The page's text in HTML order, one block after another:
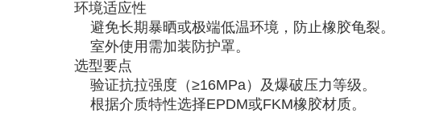
‌环境适应性‌
避免长期暴晒或极端低温环境，防止橡胶龟裂。
室外使用需加装防护罩。
‌选型要点‌
验证抗拉强度（≥16MPa）及爆破压力等级。
根据介质特性选择EPDM或FKM橡胶材质。